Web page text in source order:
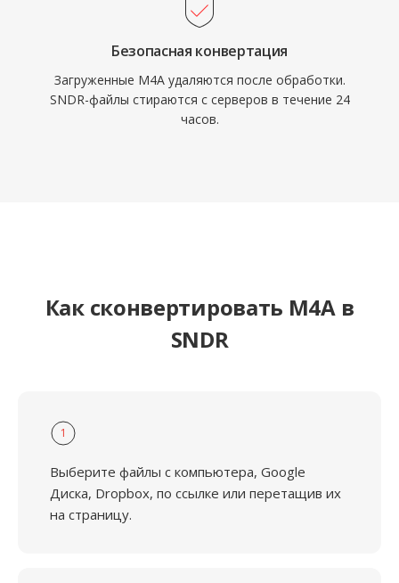
Безопасная конвертация
Загруженные M4A удаляются после обработки.
SNDR-файлы стираются с серверов в течение 24
часов.
Как сконвертировать M4A в
SNDR
1
Выберите файлы с компьютера, Google
Диска, Dropbox, по ссылке или перетащив их
на страницу.